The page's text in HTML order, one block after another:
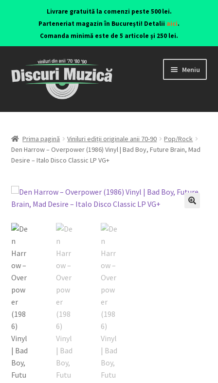
Livrare gratuită la comenzi peste 500 lei.
Parteneriat magazin în București! Detalii aici.
Comanda minimă este de 5 articole și 250 lei.
Meniu
Viniluri ediții originale anii 70-90
CD-uri originale
Contact
Listă produse
Oferta lunii
Contul meu
Prima pagină Viniluri ediții originale anii 70-90
Pop/Rock
Den Harrow – Overpower (1986) Vinyl | Bad Boy, Future Brain, Mad
Desire – Italo Disco Classic LP VG+